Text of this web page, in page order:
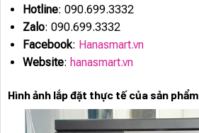
Hotline: 090.699.3332
Zalo: 090.699.3332
Facebook: Hanasmart.vn
Website: hanasmart.vn
Hình ảnh lắp đặt thực tế của sản phẩm